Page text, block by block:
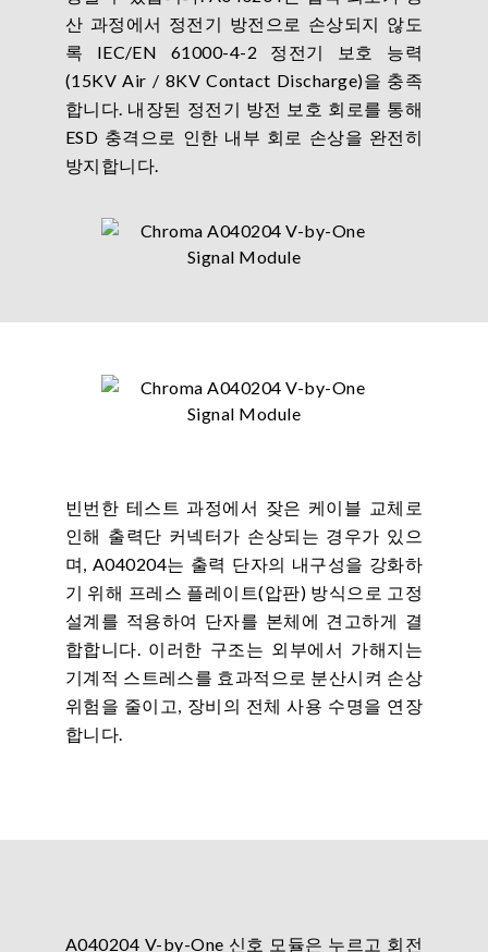
산 과정에서 정전기 방전으로 손상되지 않도
록 IEC/EN 61000-4-2 정전기 보호 능력
(15KV Air / 8KV Contact Discharge)을 충족
합니다. 내장된 정전기 방전 보호 회로를 통해
ESD 충격으로 인한 내부 회로 손상을 완전히
방지합니다.
빈번한 테스트 과정에서 잦은 케이블 교체로
인해 출력단 커넥터가 손상되는 경우가 있으
며, A040204는 출력 단자의 내구성을 강화하
기 위해 프레스 플레이트(압판) 방식으로 고정
설계를 적용하여 단자를 본체에 견고하게 결
합합니다. 이러한 구조는 외부에서 가해지는
기계적 스트레스를 효과적으로 분산시켜 손상
위험을 줄이고, 장비의 전체 사용 수명을 연장
합니다.
A040204 V-by-One 신호 모듈은 누르고 회전